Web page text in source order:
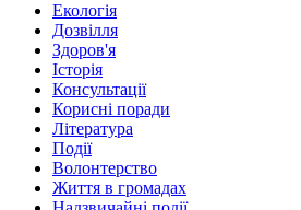
Екологія
Дозвілля
Здоров'я
Історія
Консультації
Корисні поради
Література
Події
Волонтерство
Життя в громадах